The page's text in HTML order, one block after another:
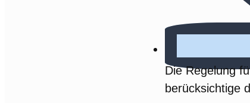
Die Regelung
berücksichtige